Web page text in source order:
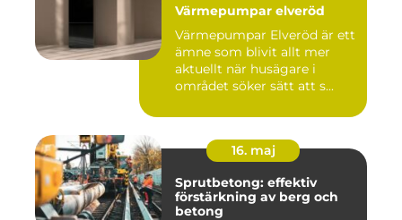
Värmepumpar elveröd
Värmepumpar Elveröd är ett
ämne som blivit allt mer
aktuellt när husägare i
området söker sätt att s...
16. maj
Sprutbetong: effektiv
förstärkning av berg och
betong